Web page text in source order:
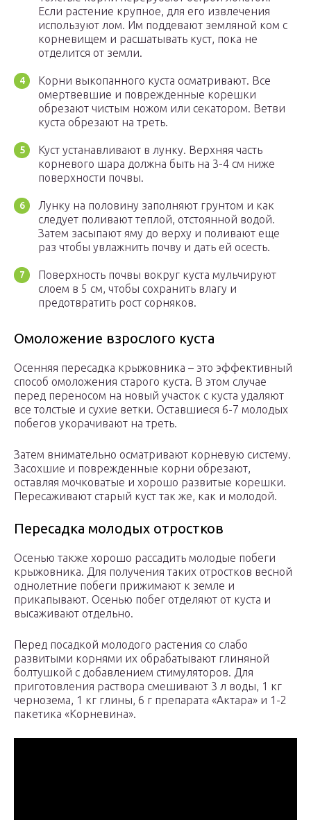
Если растение крупное, для его извлечения
используют лом. Им поддевают земляной ком с
корневищем и расшатывать куст, пока не
отделится от земли.
Корни выкопанного куста осматривают. Все
омертвевшие и поврежденные корешки
обрезают чистым ножом или секатором. Ветви
куста обрезают на треть.
Куст устанавливают в лунку. Верхняя часть
корневого шара должна быть на 3-4 см ниже
поверхности почвы.
Лунку на половину заполняют грунтом и как
следует поливают теплой, отстоянной водой.
Затем засыпают яму до верху и поливают еще
раз чтобы увлажнить почву и дать ей осесть.
Поверхность почвы вокруг куста мульчируют
слоем в 5 см, чтобы сохранить влагу и
предотвратить рост сорняков.
Омоложение взрослого куста
Осенняя пересадка крыжовника – это эффективный
способ омоложения старого куста. В этом случае
перед переносом на новый участок с куста удаляют
все толстые и сухие ветки. Оставшиеся 6-7 молодых
побегов укорачивают на треть.
Затем внимательно осматривают корневую систему.
Засохшие и поврежденные корни обрезают,
оставляя мочковатые и хорошо развитые корешки.
Пересаживают старый куст так же, как и молодой.
Пересадка молодых отростков
Осенью также хорошо рассадить молодые побеги
крыжовника. Для получения таких отростков весной
однолетние побеги прижимают к земле и
прикапывают. Осенью побег отделяют от куста и
высаживают отдельно.
Перед посадкой молодого растения со слабо
развитыми корнями их обрабатывают глиняной
болтушкой с добавлением стимуляторов. Для
приготовления раствора смешивают 3 л воды, 1 кг
чернозема, 1 кг глины, 6 г препарата «Актара» и 1-2
пакетика «Корневина».